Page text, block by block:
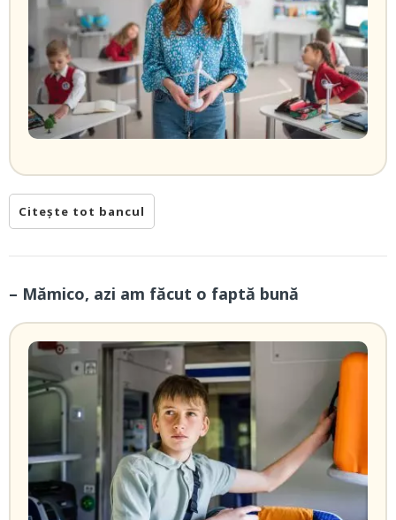
Citește tot bancul
– Mămico, azi am făcut o faptă bună